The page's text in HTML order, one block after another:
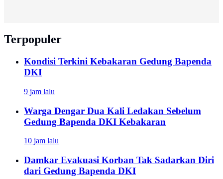
Terpopuler
Kondisi Terkini Kebakaran Gedung Bapenda
DKI
9 jam lalu
Warga Dengar Dua Kali Ledakan Sebelum
Gedung Bapenda DKI Kebakaran
10 jam lalu
Damkar Evakuasi Korban Tak Sadarkan Diri
dari Gedung Bapenda DKI